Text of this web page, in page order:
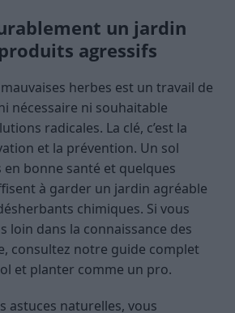
un jardin
agressifs
herbes est un travail de
nécessaire ni souhaitable
radicales. La clé, c’est la
et la prévention. Un sol
bonne santé et quelques
à garder un jardin agréable
chimiques. Si vous
loin dans la connaissance des
consultez notre guide complet
et planter comme un pro.
astuces naturelles, vous